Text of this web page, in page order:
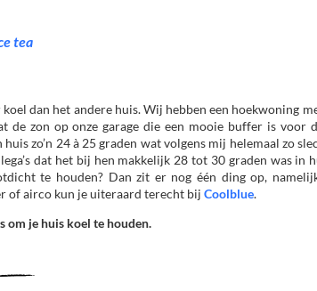
tea
dan het andere huis. Wij hebben een hoekwoning
de zon op onze garage die een mooie buffer is voor
zo’n 24 à 25 graden wat volgens mij helemaal zo
dat het bij hen makkelijk 28 tot 30 graden was in
te houden? Dan zit er nog één ding op,
of airco kun je uiteraard terecht bij Coolblue.
om je huis koel te houden.